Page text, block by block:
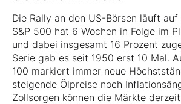
Die Rally an den US-Börsen läuft
S&P 500 hat 6 Wochen in Folge im
und dabei insgesamt 16 Prozent
Serie gab es seit 1950 erst 10 Mal.
100 markiert immer neue
steigende Ölpreise noch
Zollsorgen können die Märkte